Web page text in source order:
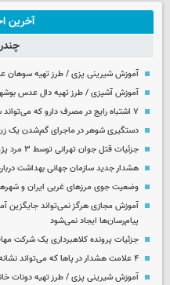
آخرین
آموزش شیرینی پزی / طرز تهیه سوهان
آموزش آشپزی / طرز تهیه دال عدس
۷ اشتباه رایج در مصرف دارو که می‌تواند سلامتتان را به خطر بیندازد
دستگیری شوهر در ماجرای گم‌شدن یک
جزئیات قتل جوان تهرانی توسط ۳ مرد پژو سوار
هشدار جدید سازمان جهانی بهداشت
وضعیت جوی مرزهای غربی ایران و
آموزش مجازی هرگز نمی‌تواند جایگزین
پیام‌رسان‌ها ایجاد نمی‌شود
جزئیات پرونده کلاهبرداری یک شرکت مهاجرتی
۴ علامت هشدار در پاها که می‌تواند نشانه مشکلات جدی سلامت باشد
آموزش شیرینی پزی / طرز تهیه دونات